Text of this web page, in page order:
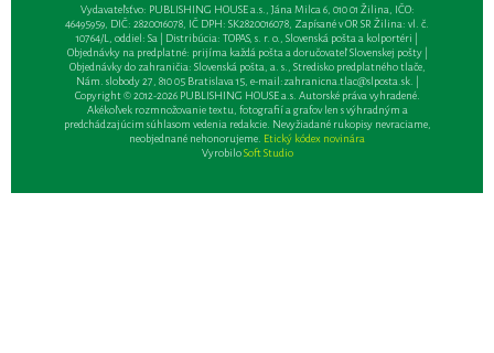
Vydavateľsťvo: PUBLISHING HOUSE a.s., Jána Milca 6, 010 01 Žilina, IČO:
46495959, DIČ: 2820016078, IČ DPH: SK2820016078, Zapísané v OR SR Žilina: vl. č.
10764/L, oddiel: Sa | Distribúcia: TOPAS, s. r. o., Slovenská pošta a kolportéri |
Objednávky na predplatné: prijíma každá pošta a doručovateľ Slovenskej pošty |
Objednávky do zahraničia: Slovenská pošta, a. s., Stredisko predplatného tlače,
Nám. slobody 27, 810 05 Bratislava 15, e-mail:zahranicna.tlac@slposta.sk. |
Copyright © 2012-2026 PUBLISHING HOUSE a.s. Autorské práva vyhradené.
Akékoľvek rozmnožovanie textu, fotografií a grafov len s výhradným a
predchádzajúcim súhlasom vedenia redakcie. Nevyžiadané rukopisy nevraciame,
neobjednané nehonorujeme. Etický kódex novinára
VyrobiloSoft Studio